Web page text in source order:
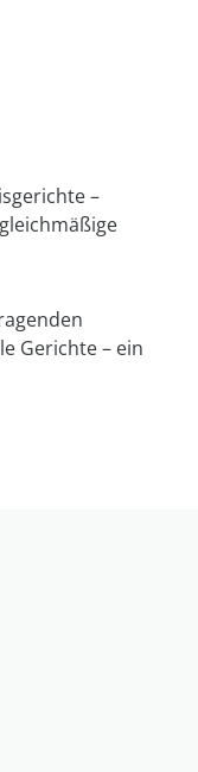
–
Gerichte – ein